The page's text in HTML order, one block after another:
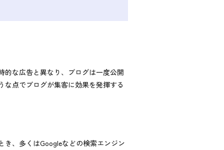
的な広告と異なり、ブログは一度公開
点でブログが集客に効果を発揮する
き、多くはGoogleなどの検索エンジン